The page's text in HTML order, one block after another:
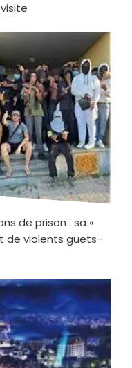
de prison : sa «
de violents guets-